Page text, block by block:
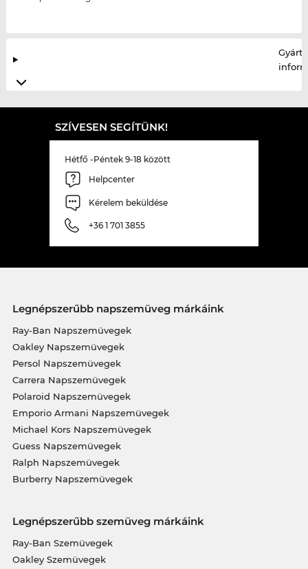
SZÍVESEN SEGÍTÜNK!
Hétfő -Péntek 9-18 között
Helpcenter
Kérelem beküldése
+36 1 701 3855
Legnépszerűbb napszemüveg márkáink
Ray-Ban Napszemüvegek
Oakley Napszemüvegek
Persol Napszemüvegek
Carrera Napszemüvegek
Polaroid Napszemüvegek
Emporio Armani Napszemüvegek
Michael Kors Napszemüvegek
Guess Napszemüvegek
Ralph Napszemüvegek
Burberry Napszemüvegek
Legnépszerűbb szemüveg márkáink
Ray-Ban Szemüvegek
Oakley Szemüvegek